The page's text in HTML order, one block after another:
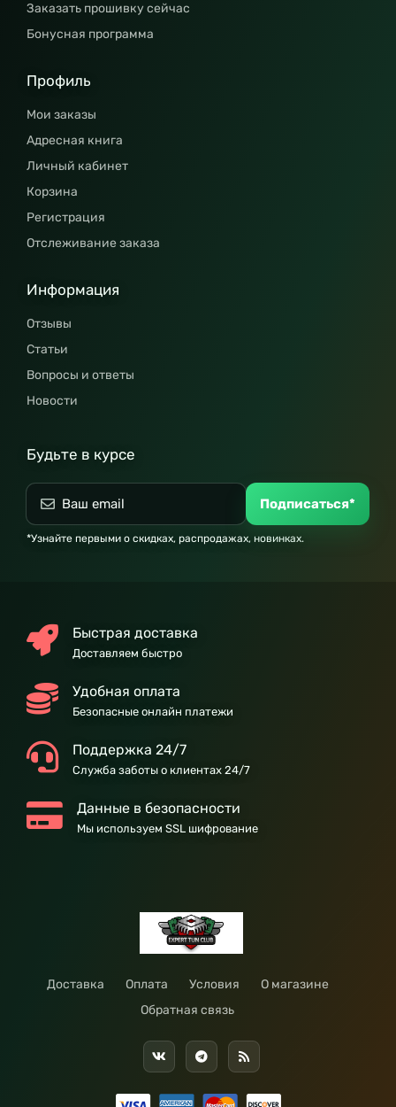
Заказать прошивку сейчас
Бонусная программа
Профиль
Мои заказы
Адресная книга
Личный кабинет
Корзина
Регистрация
Отслеживание заказа
Информация
Отзывы
Статьи
Вопросы и ответы
Новости
Будьте в курсе
Подписаться*
*Узнайте первыми о скидках, распродажах, новинках.
Быстрая доставка
Доставляем быстро
Удобная оплата
Безопасные онлайн платежи
Поддержка 24/7
Служба заботы о клиентах 24/7
Данные в безопасности
Мы используем SSL шифрование
Доставка Оплата Условия
О магазине
Обратная связь